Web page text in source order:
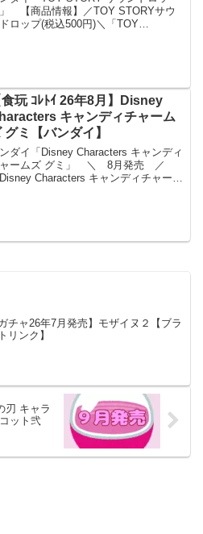
【商品情報】／TOY STORYサウ
ロップ(税込500円)＼「TOY
食玩 ｺﾚﾄｲ 26年8月】Disney
キャンディチャーム
グミ【バンダイ】
ダイ「Disney Characters キャンディ
ームズ グミ」 ＼ 8月発売 ／
Disney Characters キャンディチャーム
ガチャ26年7月発売】モザイヌ２【ブラ
リンク】
刃 キャラ
ット弐